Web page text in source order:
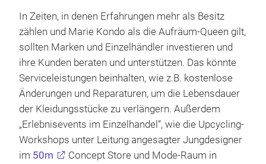
In Zeiten, in denen Erfahrungen mehr als Besitz
zählen und Marie Kondo als die Aufräum-Queen gilt,
sollten Marken und Einzelhändler investieren und
ihre Kunden beraten und unterstützen. Das könnte
Serviceleistungen beinhalten, wie z.B. kostenlose
Änderungen und Reparaturen, um die Lebensdauer
der Kleidungsstücke zu verlängern. Außerdem
„Erlebnisevents im Einzelhandel“, wie die Upcycling-
Workshops unter Leitung angesagter Jungdesigner
im 50m
Concept Store und Mode-Raum in